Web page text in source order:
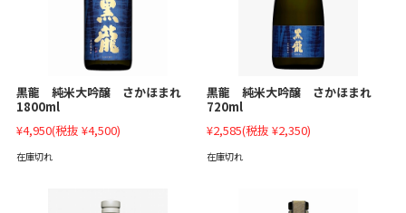
黒龍 純米大吟醸 さかほまれ
1800ml
¥4,950(税抜 ¥4,500)
在庫切れ
黒龍 純米大吟醸 さかほまれ
720ml
¥2,585(税抜 ¥2,350)
在庫切れ